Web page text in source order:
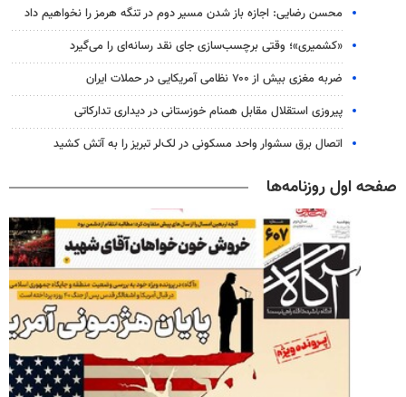
محسن رضایی: اجازه باز شدن مسیر دوم در تنگه هرمز را نخواهیم داد
«کشمیری»؛ وقتی برچسب‌سازی جای نقد رسانه‌ای را می‌گیرد
ضربه مغزی بیش از ۷۰۰ نظامی آمریکایی در حملات ایران
پیروزی استقلال مقابل همنام خوزستانی در دیداری تدارکاتی
اتصال برق سشوار واحد مسکونی در لک‌لر تبریز را به آتش کشید
صفحه اول روزنامه‌ها